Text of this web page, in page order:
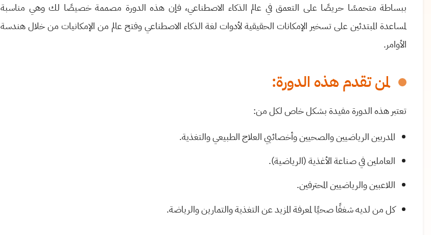
ببساطة متحمسًا حريصًا على التعمق في عالم الذكاء الاصطناعي، فإن هذه الدورة مصممة خصيصًا لك وهي مناسبة
لمساعدة المبتدئين على تسخير الإمكانات الحقيقية لأدوات لغة الذكاء الاصطناعي وفتح عالم من الإمكانيات من خلال هندسة
الأوامر.
لمن تقدم هذه الدورة:
تعتبر هذه الدورة مفيدة بشكل خاص لكل من:
المدربين الرياضيين والصحيين وأخصائيي العلاج الطبيعي والتغذية.
العاملين في صناعة الأغذية (الرياضية).
اللاعبين والرياضيين المحترفين.
كل من لديه شغفًا صحيًا لمعرفة المزيد عن التغذية والتمارين والرياضة.